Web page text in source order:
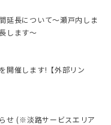
延長について～瀬戸内しま
します～
開催します!【外部リン
せ (※淡路サービスエリア